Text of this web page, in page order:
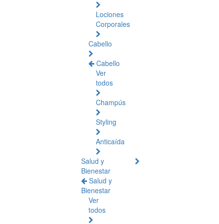
Lociones
Corporales
Cabello
Cabello
Ver
todos
Champús
Styling
Anticaída
Salud y
Bienestar
Salud y
Bienestar
Ver
todos